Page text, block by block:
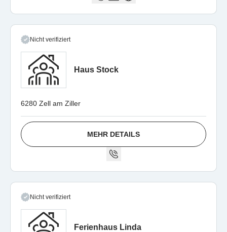
Nicht verifiziert
Haus Stock
6280 Zell am Ziller
MEHR DETAILS
Nicht verifiziert
Ferienhaus Linda